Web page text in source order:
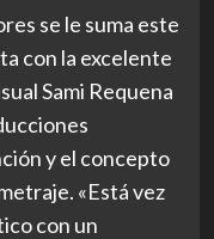
se le suma este
con la excelente
Sami Requena
y el concepto
«Está vez
con un